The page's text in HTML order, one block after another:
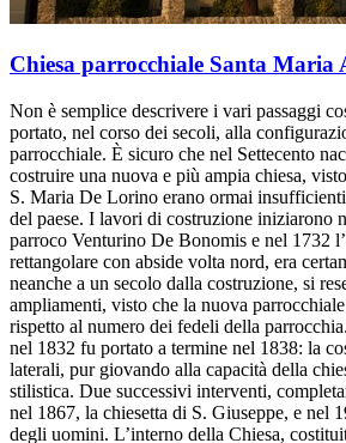
Chiesa parrocchiale Santa Maria
Non è semplice descrivere i vari passaggi
portato, nel corso dei secoli, alla
parrocchiale. È sicuro che nel Settecento
costruire una nuova e più ampia chiesa,
S. Maria De Lorino erano ormai
del paese. I lavori di costruzione iniziarono
parroco Venturino De Bonomis e nel 1732
rettangolare con abside volta nord, era
neanche a un secolo dalla costruzione, si
ampliamenti, visto che la nuova
rispetto al numero dei fedeli della
nel 1832 fu portato a termine nel 1838: la
laterali, pur giovando alla capacità della
stilistica. Due successivi interventi,
nel 1867, la chiesetta di S. Giuseppe, e nel
degli uomini. L’interno della Chiesa,